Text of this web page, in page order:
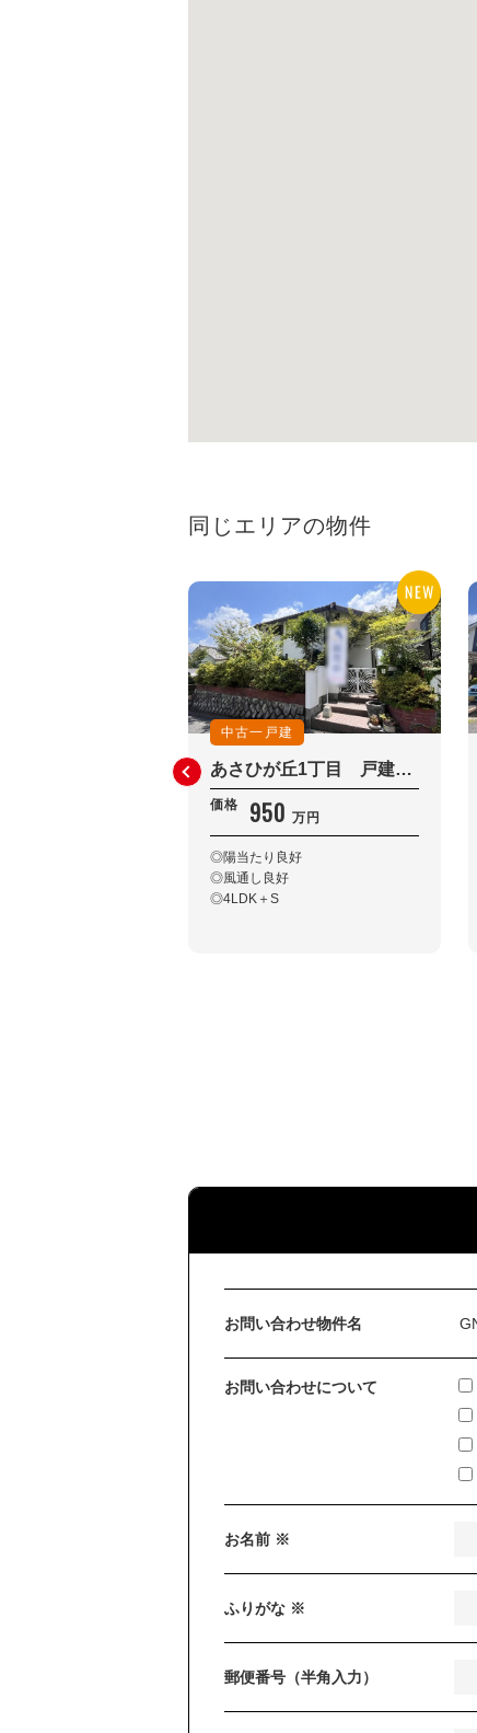
同じエリアの物件
中古一戸建
あさひが丘1丁目 戸建住宅
価格 950 万円
◎陽当たり良好
◎風通し良好
◎4LDK＋S
お問い合わせ物件名
お問い合わせについて
お名前 ※
ふりがな ※
郵便番号（半角入力）